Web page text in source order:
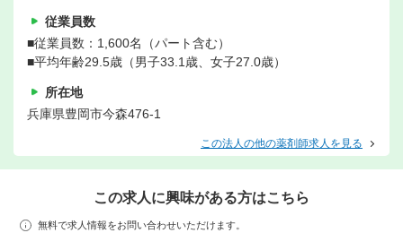
従業員数
■従業員数：1,600名（パート含む）
■平均年齢29.5歳（男子33.1歳、女子27.0歳）
所在地
兵庫県豊岡市今森476-1
この法人の他の薬剤師求人を見る
この求人に興味がある方はこちら
無料で求人情報をお問い合わせいただけます。